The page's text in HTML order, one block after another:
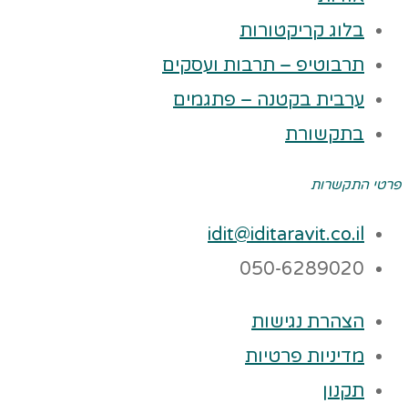
בלוג קריקטורות
תרבוטיפ – תרבות ועסקים
ערבית בקטנה – פתגמים
בתקשורת
פרטי התקשרות
idit@iditaravit.co.il
050-6289020
הצהרת נגישות
מדיניות פרטיות
תקנון